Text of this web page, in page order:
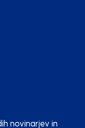
novinarjev in